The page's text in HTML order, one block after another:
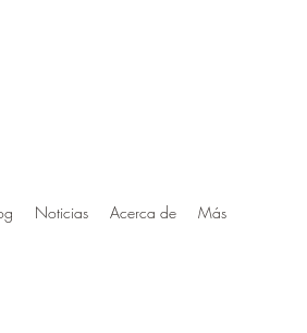
Noticias Acerca de Más